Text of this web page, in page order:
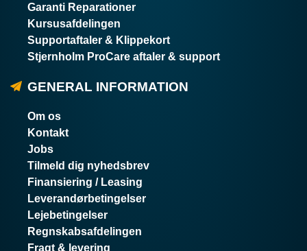
Garanti Reparationer
Kursusafdelingen
Supportaftaler & Klippekort
Stjernholm ProCare aftaler & support
GENERAL INFORMATION
Om os
Kontakt
Jobs
Tilmeld dig nyhedsbrev
Finansiering / Leasing
Leverandørbetingelser
Lejebetingelser
Regnskabsafdelingen
Fragt & levering